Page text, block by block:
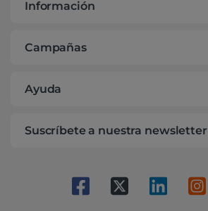
Información
Campañas
Ayuda
Suscríbete a nuestra newsletter